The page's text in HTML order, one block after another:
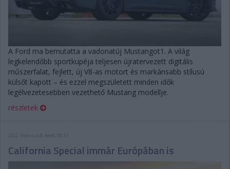
A Ford ma bemutatta a vadonatúj Mustangot1. A világ
legkelendőbb sportkupéja teljesen újratervezett digitális
műszerfalat, fejlett, új V8-as motort és markánsabb stílusú
külsőt kapott – és ezzel megszületett minden idők
legélvezetesebben vezethető Mustang modellje.
részletek
2022. március 8. kedd, 08:17
California Special immár Európában is